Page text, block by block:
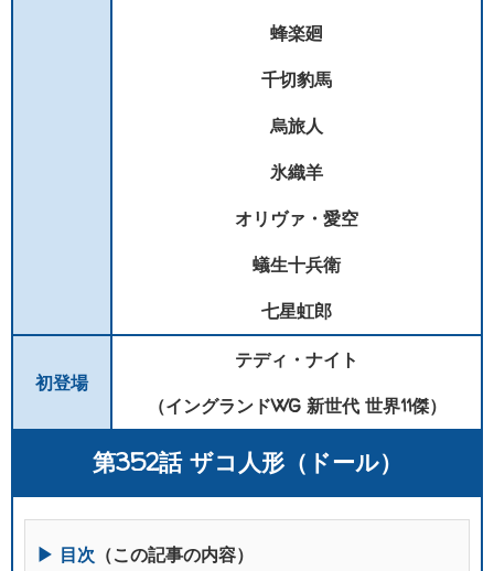
蜂楽廻
千切豹馬
烏旅人
氷織羊
オリヴァ・愛空
蟻生十兵衛
七星虹郎
初登場
テディ・ナイト
（イングランドWG 新世代 世界11傑）
第352話 ザコ人形（ドール）
▶ 目次 （この記事の内容）